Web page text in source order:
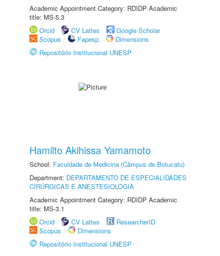
Academic Appointment Category: RDIDP Academic
title: MS-5.3
Orcid
CV Lattes
Google Scholar
Scopus
Fapesp
Dimensions
Repositório Institucional UNESP
Hamilto Akihissa Yamamoto
School: Faculdade de Medicina (Câmpus de Botucatu)
Department: DEPARTAMENTO DE ESPECIALIDADES
CIRÚRGICAS E ANESTESIOLOGIA
Academic Appointment Category: RDIDP Academic
title: MS-3.1
Orcid
CV Lattes
ResearcherID
Scopus
Dimensions
Repositório Institucional UNESP